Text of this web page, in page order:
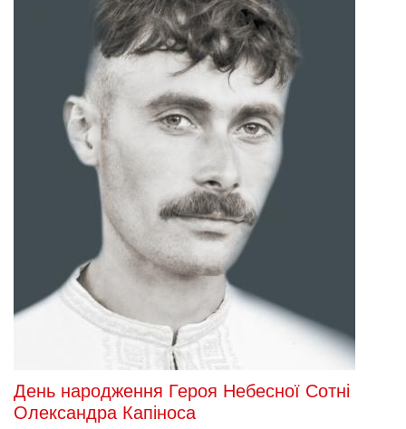
День народження Героя Небесної Сотні
Олександра Капіноса